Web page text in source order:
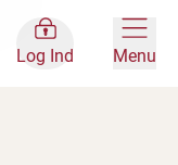
Log Ind Menu